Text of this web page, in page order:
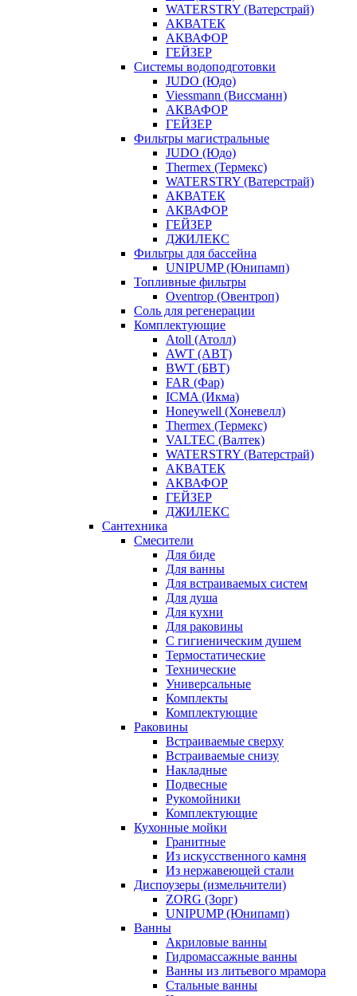
WATERSTRY (Ватерстрай)
АКВАТЕК
АКВАФОР
ГЕЙЗЕР
Системы водоподготовки
JUDO (Юдо)
Viessmann (Виссманн)
АКВАФОР
ГЕЙЗЕР
Фильтры магистральные
JUDO (Юдо)
Thermex (Термекс)
WATERSTRY (Ватерстрай)
АКВАТЕК
АКВАФОР
ГЕЙЗЕР
ДЖИЛЕКС
Фильтры для бассейна
UNIPUMP (Юнипамп)
Топливные фильтры
Oventrop (Овентроп)
Соль для регенерации
Комплектующие
Atoll (Атолл)
AWT (АВТ)
BWT (БВТ)
FAR (Фар)
ICMA (Икма)
Honeywell (Хоневелл)
Thermex (Термекс)
VALTEC (Валтек)
WATERSTRY (Ватерстрай)
АКВАТЕК
АКВАФОР
ГЕЙЗЕР
ДЖИЛЕКС
Сантехника
Смесители
Для биде
Для ванны
Для встраиваемых систем
Для душа
Для кухни
Для раковины
С гигиеническим душем
Термостатические
Технические
Универсальные
Комплекты
Комплектующие
Раковины
Встраиваемые сверху
Встраиваемые снизу
Накладные
Подвесные
Рукомойники
Комплектующие
Кухонные мойки
Гранитные
Из искусственного камня
Из нержавеющей стали
Диспоузеры (измельчители)
ZORG (Зорг)
UNIPUMP (Юнипамп)
Ванны
Акриловые ванны
Гидромассажные ванны
Ванны из литьевого мрамора
Стальные ванны